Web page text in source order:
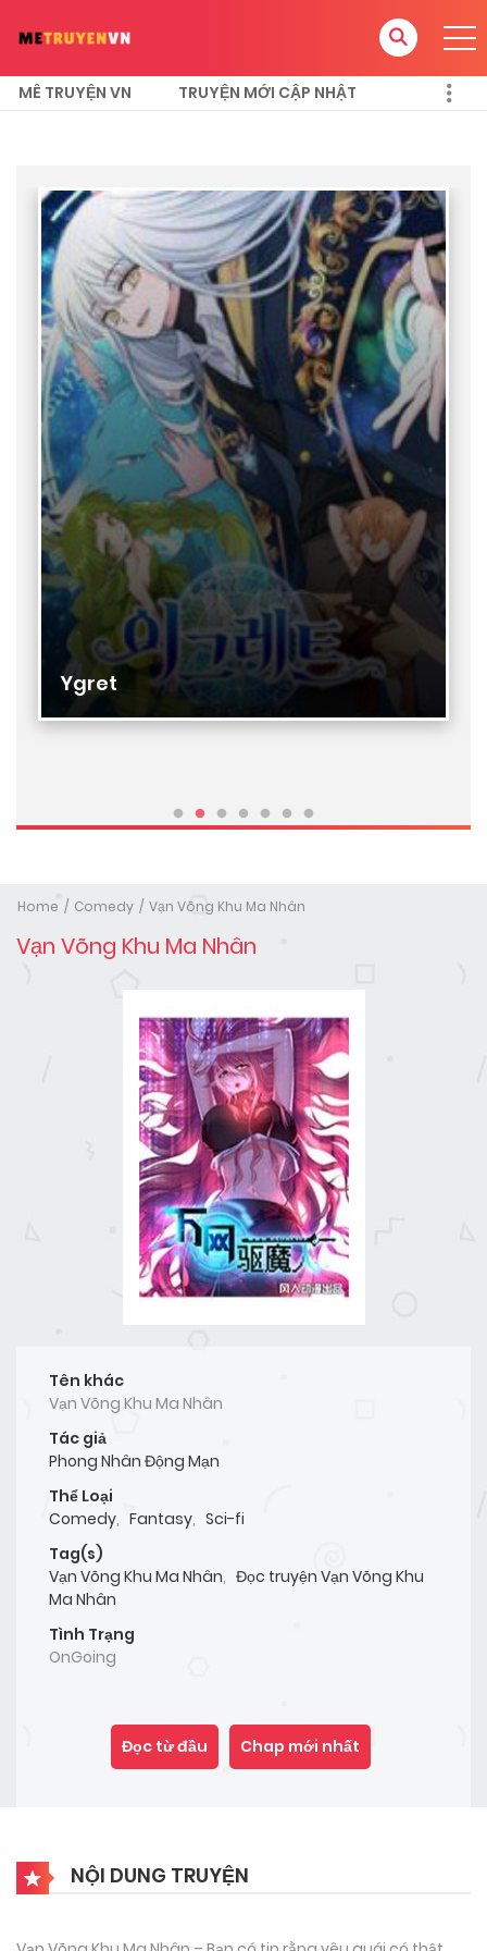
MÊ TRUYỆN VN TRUYỆN MỚI CẬP NHẬT
Ygret
Home Comedy Vạn Võng Khu Ma Nhân
Vạn Võng Khu Ma Nhân
Tên khác
Vạn Võng Khu Ma Nhân
Tác giả
Phong Nhân Động Mạn
Thể Loại
Comedy, Fantasy, Sci-fi
Tag(s)
Vạn Võng Khu Ma Nhân, Đọc truyện Vạn Võng Khu
Ma Nhân
Tình Trạng
OnGoing
Đọc từ đầu Chap mới nhất
NỘI DUNG TRUYỆN